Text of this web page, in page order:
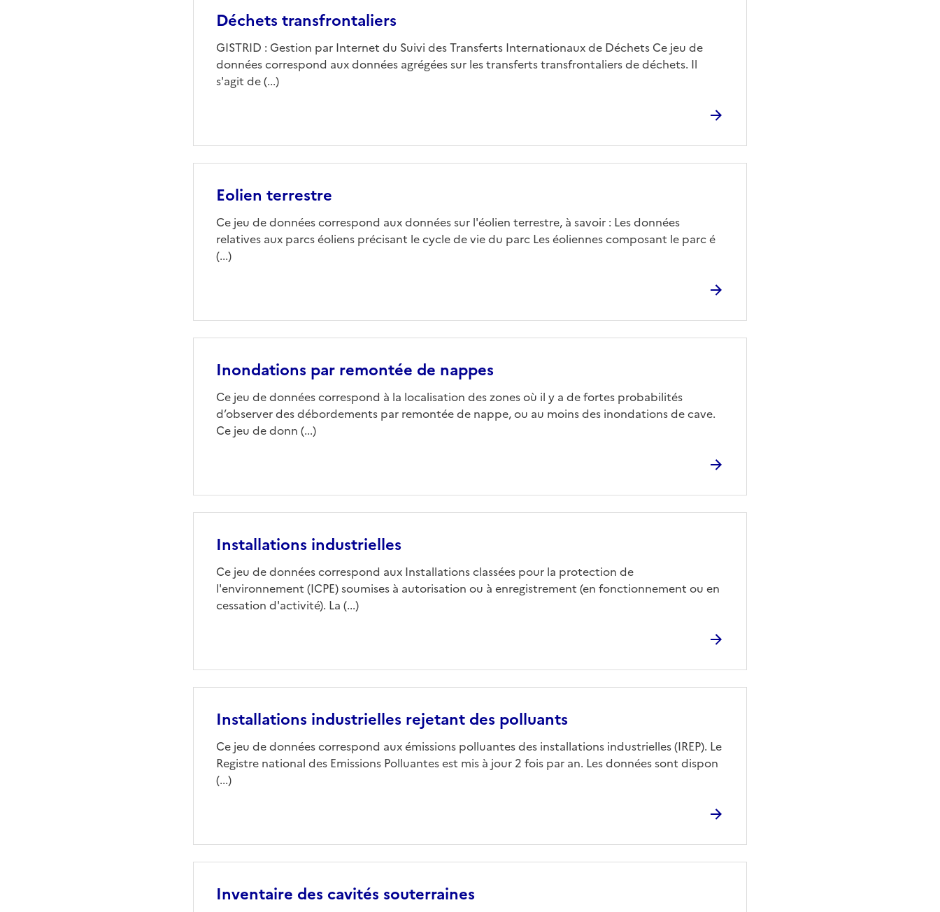
Déchets transfrontaliers
GISTRID : Gestion par Internet du Suivi des Transferts Internationaux de Déchets Ce jeu de
données correspond aux données agrégées sur les transferts transfrontaliers de déchets. Il
s'agit de (...)
Eolien terrestre
Ce jeu de données correspond aux données sur l'éolien terrestre, à savoir : Les données
relatives aux parcs éoliens précisant le cycle de vie du parc Les éoliennes composant le parc é
(...)
Inondations par remontée de nappes
Ce jeu de données correspond à la localisation des zones où il y a de fortes probabilités
d’observer des débordements par remontée de nappe, ou au moins des inondations de cave.
Ce jeu de donn (...)
Installations industrielles
Ce jeu de données correspond aux Installations classées pour la protection de
l'environnement (ICPE) soumises à autorisation ou à enregistrement (en fonctionnement ou en
cessation d'activité). La (...)
Installations industrielles rejetant des polluants
Ce jeu de données correspond aux émissions polluantes des installations industrielles (IREP). Le
Registre national des Emissions Polluantes est mis à jour 2 fois par an. Les données sont dispon
(...)
Inventaire des cavités souterraines